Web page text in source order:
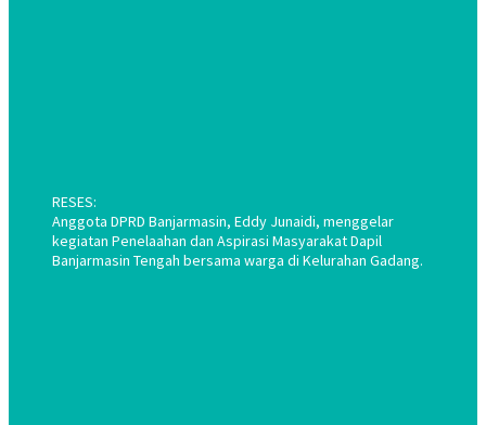
RESES:
Anggota DPRD Banjarmasin, Eddy Junaidi, menggelar
kegiatan Penelaahan dan Aspirasi Masyarakat Dapil
Banjarmasin Tengah bersama warga di Kelurahan Gadang.